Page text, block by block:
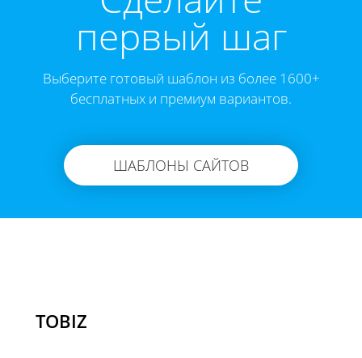
первый шаг
Выберите готовый шаблон из более 1600+
бесплатных и премиум вариантов.
ШАБЛОНЫ САЙТОВ
TOBIZ